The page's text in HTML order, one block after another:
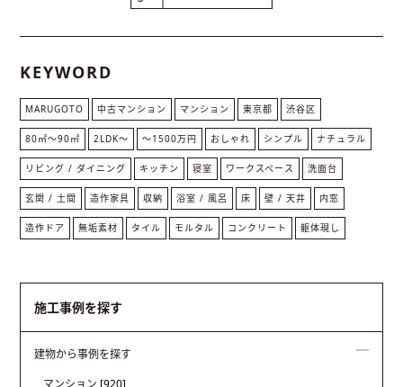
KEYWORD
MARUGOTO 中古マンション マンション 東京都 渋谷区
80㎡〜90㎡ 2LDK〜 ～1500万円 おしゃれ シンプル ナチュラル
リビング / ダイニング キッチン 寝室 ワークスペース 洗面台
玄関 / 土間 造作家具 収納 浴室 / 風呂 床 壁 / 天井 内窓
造作ドア 無垢素材 タイル モルタル コンクリート 躯体現し
施工事例を探す
建物から事例を探す
マンション [920]